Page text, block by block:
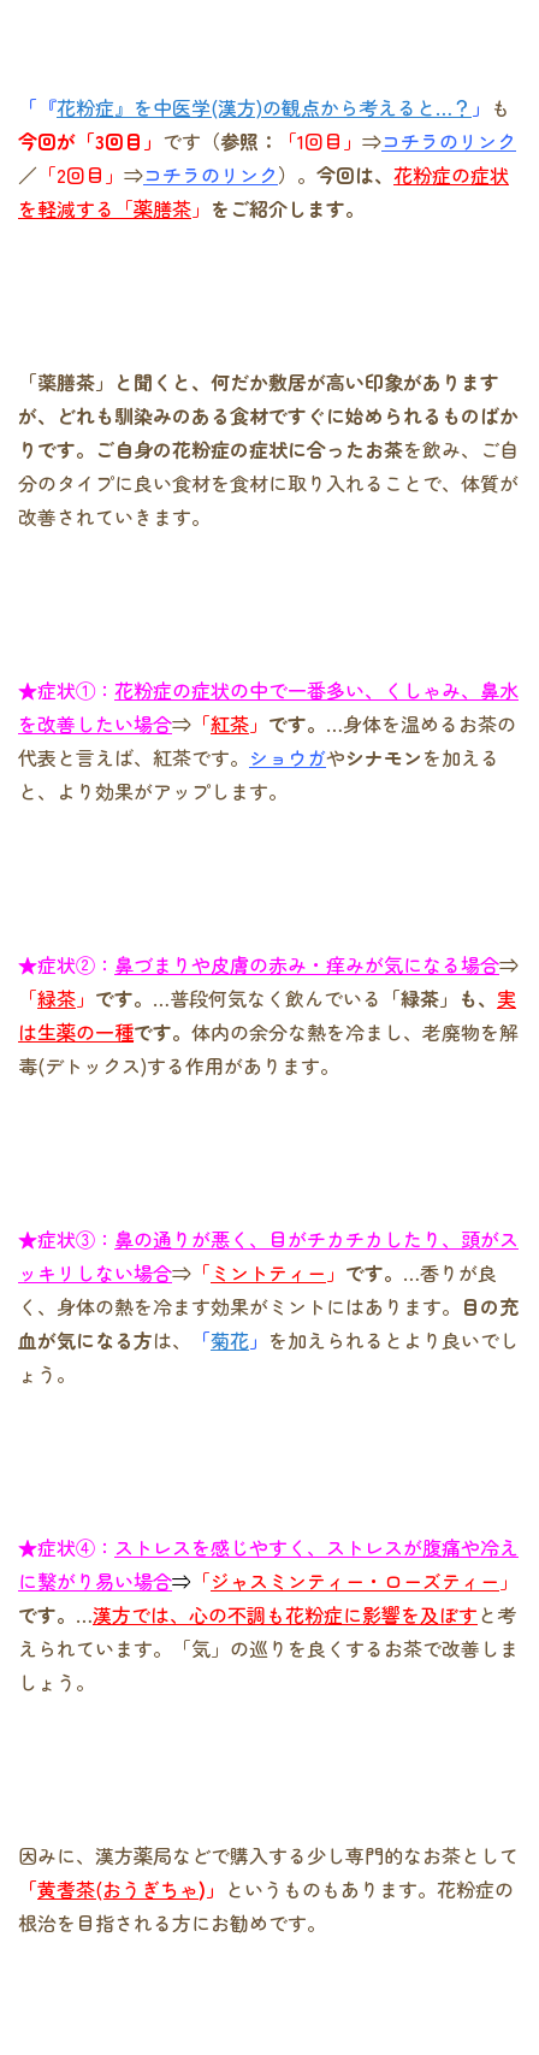
「『花粉症』を中医学(漢方)の観点から考えると…？ 」 も
今回が「3回目」 です （参照： 「1回目」 ⇒コチラのリンク
／ 「2回目」 ⇒コチラのリンク） 。 今回は、 花粉症の症状
を軽減する「薬膳茶 」 をご紹介します。
「薬膳茶」と聞くと、何だか敷居が高い印象があります
が、どれも馴染みのある食材ですぐに始められるものばか
りです。ご自身の花粉症の症状に合ったお茶を飲み、ご自
分のタイプに良い食材を食材に取り入れることで、体質が
改善されていきます。
★症状①： 花粉症の症状の中で一番多い、くしゃみ、鼻水
を改善したい場合⇒ 「紅茶 」 です。 …身体を温めるお茶の
代表と言えば、紅茶です。 ショウガやシナモンを加える
と、より効果がアップします。
★症状②： 鼻づまりや皮膚の赤み・痒みが気になる場合⇒
「緑茶 」 です。 …普段何気なく飲んでいる 「緑茶」も、 実
は生薬の一種です。 体内の余分な熱を冷まし、老廃物を解
毒(デトックス)する作用があります。
★症状③： 鼻の通りが悪く、目がチカチカしたり、頭がス
ッキリしない場合⇒ 「 ミントティー 」 です。 …香りが良
く、身体の熱を冷ます効果がミントにはあります。 目の充
血が気になる方は、 「菊花」 を加えられるとより良いでし
ょう。
★症状④： ストレスを感じやすく、ストレスが腹痛や冷え
に繋がり易い場合⇒ 「ジャスミンティー・ローズティー 」
です。 …漢方では、心の不調も花粉症に影響を及ぼすと考
えられています。「気」の巡りを良くするお茶で改善しま
しょう。
因みに、漢方薬局などで購入する少し専門的なお茶として
「黄耆茶(おうぎちゃ)」 というものもあります。花粉症の
根治を目指される方にお勧めです。